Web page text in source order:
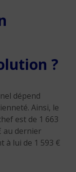
?
dépend
Ainsi, le
est de 1 663
au dernier
à lui de 1 593 €